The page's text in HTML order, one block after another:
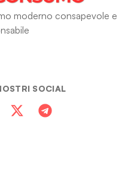
moderno consapevole e
SOCIAL